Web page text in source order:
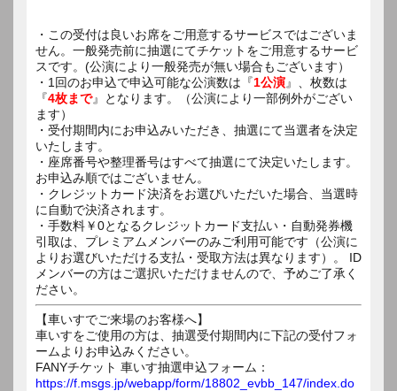
・この受付は良いお席をご用意するサービスではございま
せん。一般発売前に抽選にてチケットをご用意するサービ
スです。(公演により一般発売が無い場合もございます）
・1回のお申込で申込可能な公演数は『1公演』、枚数は
『4枚まで』となります。（公演により一部例外がござい
ます）
・受付期間内にお申込みいただき、抽選にて当選者を決定
いたします。
・座席番号や整理番号はすべて抽選にて決定いたします。
お申込み順ではございません。
・クレジットカード決済をお選びいただいた場合、当選時
に自動で決済されます。
・手数料￥0となるクレジットカード支払い・自動発券機
引取は、プレミアムメンバーのみご利用可能です（公演に
よりお選びいただける支払・受取方法は異なります）。 ID
メンバーの方はご選択いただけませんので、予めご了承く
ださい。
【車いすでご来場のお客様へ】
車いすをご使用の方は、抽選受付期間内に下記の受付フォ
ームよりお申込みください。
FANYチケット 車いす抽選申込フォーム：
https://f.msgs.jp/webapp/form/18802_evbb_147/index.do